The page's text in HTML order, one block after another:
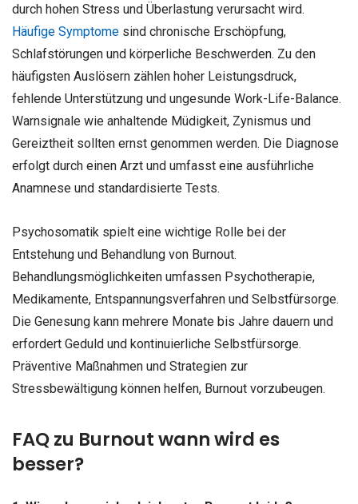
durch hohen Stress und Überlastung verursacht wird.
Häufige Symptome sind chronische Erschöpfung,
Schlafstörungen und körperliche Beschwerden. Zu den
häufigsten Auslösern zählen hoher Leistungsdruck,
fehlende Unterstützung und ungesunde Work-Life-Balance.
Warnsignale wie anhaltende Müdigkeit, Zynismus und
Gereiztheit sollten ernst genommen werden. Die Diagnose
erfolgt durch einen Arzt und umfasst eine ausführliche
Anamnese und standardisierte Tests.
Psychosomatik spielt eine wichtige Rolle bei der
Entstehung und Behandlung von Burnout.
Behandlungsmöglichkeiten umfassen Psychotherapie,
Medikamente, Entspannungsverfahren und Selbstfürsorge.
Die Genesung kann mehrere Monate bis Jahre dauern und
erfordert Geduld und kontinuierliche Selbstfürsorge.
Präventive Maßnahmen und Strategien zur
Stressbewältigung können helfen, Burnout vorzubeugen.
FAQ zu Burnout wann wird es
besser?